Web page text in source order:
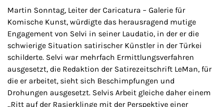
Martin Sonntag, Leiter der Caricatura – Galerie für
Komische Kunst, würdigte das herausragend mutige
Engagement von Selvi in seiner Laudatio, in der er die
schwierige Situation satirischer Künstler in der Türkei
schilderte. Selvi war mehrfach Ermittlungsverfahren
ausgesetzt, die Redaktion der Satirezeitschrift LeMan, für
die er arbeitet, sieht sich Beschimpfungen und
Drohungen ausgesetzt. Selvis Arbeit gleiche daher einem
„Ritt auf der Rasierklinge mit der Perspektive einer